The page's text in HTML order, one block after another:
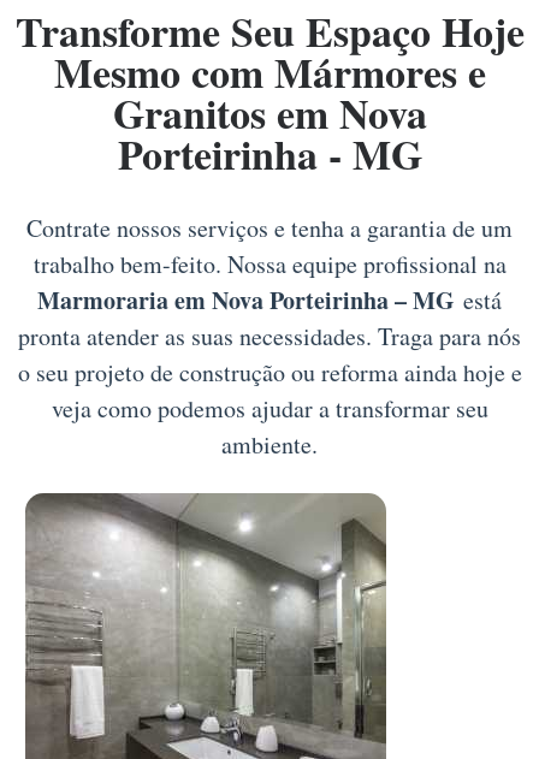
Transforme Seu Espaço Hoje
Mesmo com Mármores e
Granitos em Nova
Porteirinha - MG
Contrate nossos serviços e tenha a garantia de um
trabalho bem-feito. Nossa equipe profissional na
Marmoraria em Nova Porteirinha – MG está
pronta atender as suas necessidades. Traga para nós
o seu projeto de construção ou reforma ainda hoje e
veja como podemos ajudar a transformar seu
ambiente.